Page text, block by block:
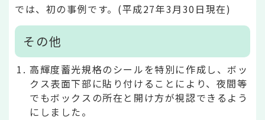
では、初の事例です。(平成27年3月30日現在)
その他
高輝度蓄光規格のシールを特別に作成し、ボッ
クス表面下部に貼り付けることにより、夜間等
でもボックスの所在と開け方が視認できるよう
にしました。